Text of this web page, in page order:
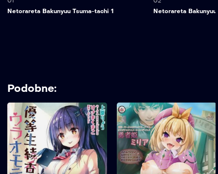
Netorareta Bakunyuu Tsuma-tachi 1
Netorareta
Podobne: